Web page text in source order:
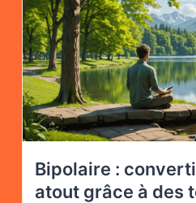
Bipolaire :
atout grâce à des